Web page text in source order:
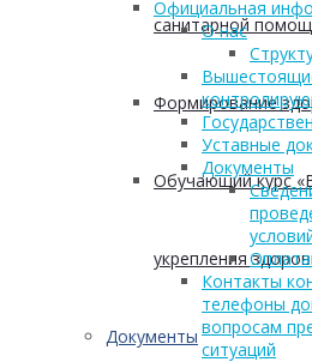
санитарной
Формирование
Обучающий курс
укрепления
Документы
Официальная
О нас
Уставные
Документы
Контакты
телефоны
вопросам
ситуаций